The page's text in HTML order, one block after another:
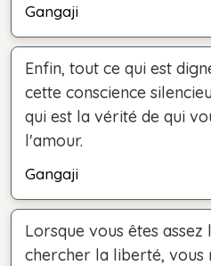
Gangaji
Enfin, tout ce qui est
cette conscience
qui est la vérité de qui
l'amour.
Gangaji
Lorsque vous êtes
chercher la liberté, vous